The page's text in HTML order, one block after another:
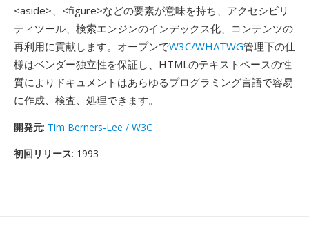
<aside>、<figure>などの要素が意味を持ち、アクセシビリ
ティツール、検索エンジンのインデックス化、コンテンツの
再利用に貢献します。オープンでW3C/WHATWG管理下の仕
様はベンダー独立性を保証し、HTMLのテキストベースの性
質によりドキュメントはあらゆるプログラミング言語で容易
に作成、検査、処理できます。
開発元: Tim Berners-Lee / W3C
初回リリース: 1993